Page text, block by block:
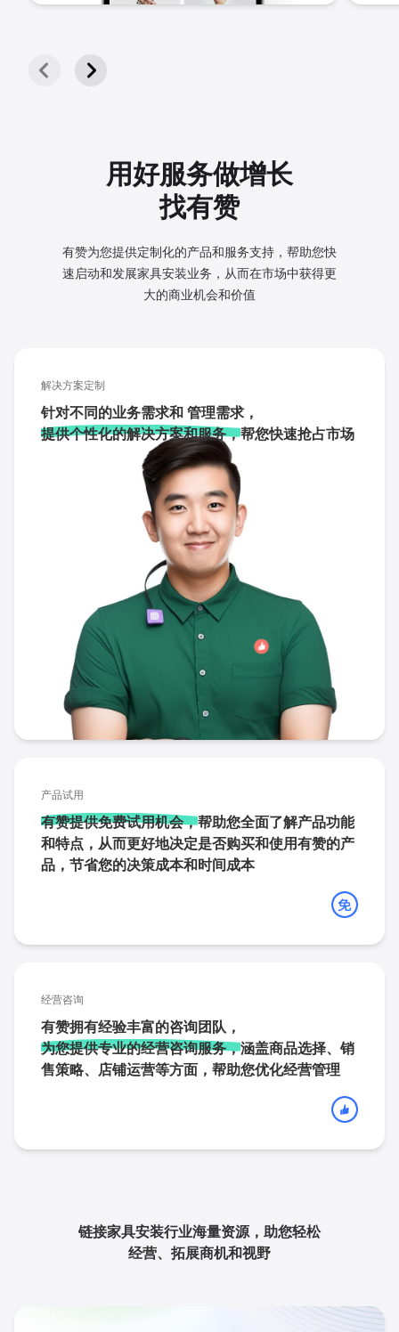
用好服务做增长
找有赞
有赞为您提供定制化的产品和服务支持，帮助您快
速启动和发展家具安装业务，从而在市场中获得更
大的商业机会和价值
解决方案定制
针对不同的业务需求和 管理需求，
提供个性化的解决方案和服务，帮您快速抢占市场
产品试用
有赞提供免费试用机会，帮助您全面了解产品功能
和特点，从而更好地决定是否购买和使用有赞的产
品，节省您的决策成本和时间成本
经营咨询
有赞拥有经验丰富的咨询团队，
为您提供专业的经营咨询服务，涵盖商品选择、销
售策略、店铺运营等方面，帮助您优化经营管理
链接家具安装行业海量资源，助您轻松
经营、拓展商机和视野